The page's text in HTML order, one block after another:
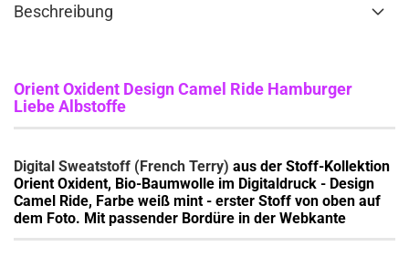
Beschreibung
Orient Oxident Design Camel Ride Hamburger
Liebe Albstoffe
Digital Sweatstoff (French Terry) aus der Stoff-Kollektion
Orient Oxident, Bio-Baumwolle im Digitaldruck - Design
Camel Ride, Farbe weiß mint - erster Stoff von oben auf
dem Foto. Mit passender Bordüre in der Webkante